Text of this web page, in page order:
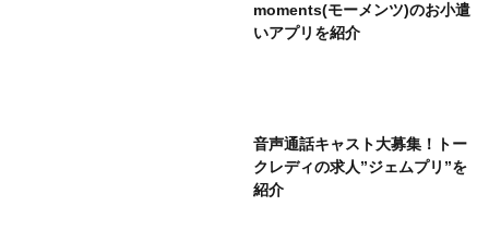
moments(モーメンツ)のお小遣
いアプリを紹介
音声通話キャスト大募集！トー
クレディの求人”ジェムプリ”を
紹介